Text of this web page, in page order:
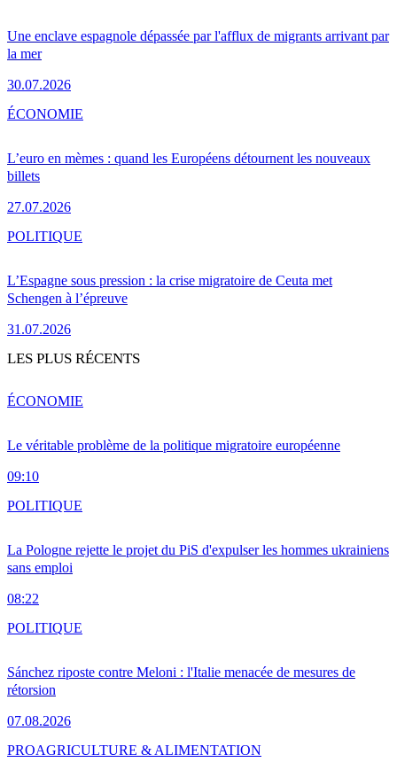
Une enclave espagnole dépassée par l'afflux de migrants arrivant par
la mer
30.07.2026
L’euro en mèmes : quand les Européens détournent les nouveaux
billets
27.07.2026
ÉCONOMIE
L’Espagne sous pression : la crise migratoire de Ceuta met
Schengen à l’épreuve
31.07.2026
POLITIQUE
LES PLUS RÉCENTS
Le véritable problème de la politique migratoire européenne
09:10
ÉCONOMIE
La Pologne rejette le projet du PiS d'expulser les hommes ukrainiens
sans emploi
08:22
POLITIQUE
Sánchez riposte contre Meloni : l'Italie menacée de mesures de
rétorsion
07.08.2026
POLITIQUE
PROAGRICULTURE & ALIMENTATION